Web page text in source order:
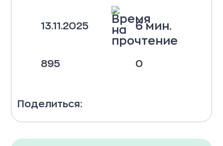
13.11.2025 6 мин.
895 0
Поделиться: